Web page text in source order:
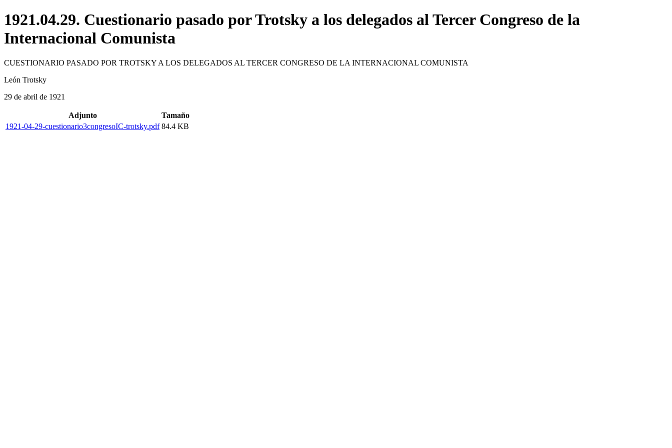
1921.04.29. Cuestionario pasado por Trotsky a los delegados al Tercer Congreso de la
Internacional Comunista
CUESTIONARIO PASADO POR TROTSKY A LOS DELEGADOS AL TERCER CONGRESO DE LA INTERNACIONAL COMUNISTA
León Trotsky
29 de abril de 1921
Adjunto
Tamaño
1921-04-29-cuestionario3congresoIC-trotsky.pdf 84.4 KB